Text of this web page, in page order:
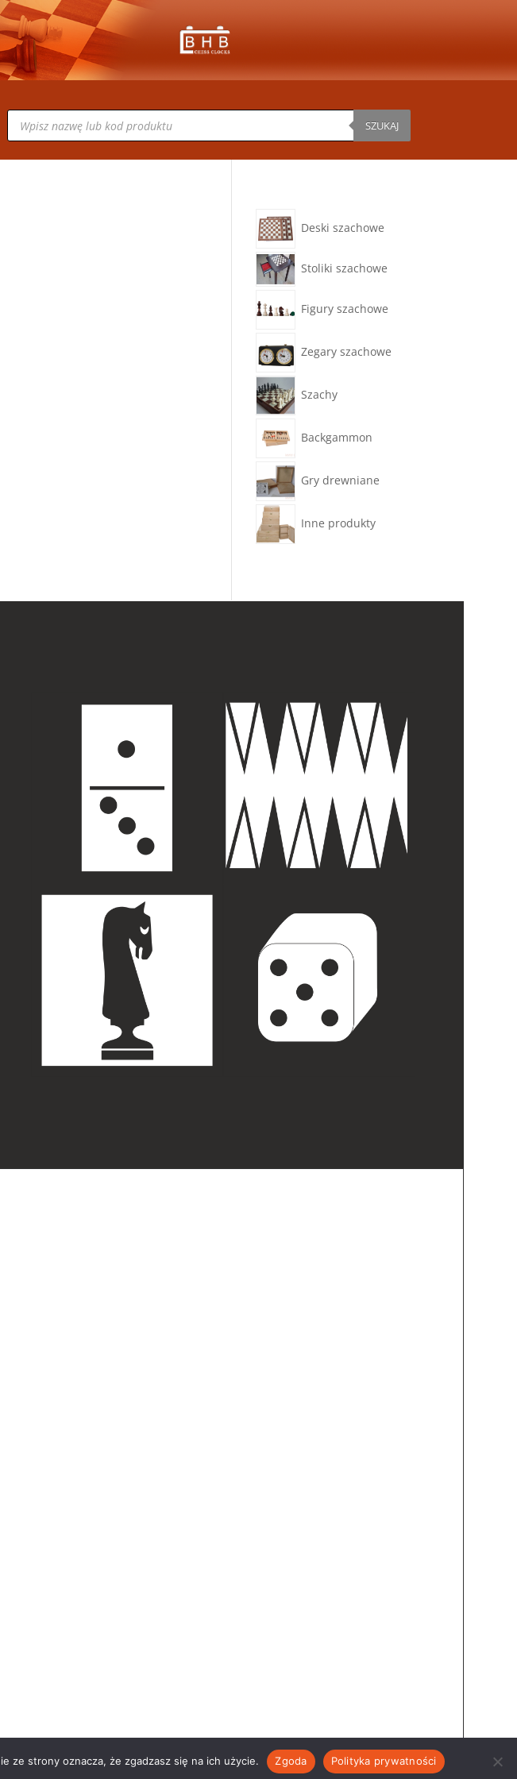
Wyszukiwarka
produktów SZUKAJ
Deski szachowe
Stoliki szachowe
Figury szachowe
Zegary szachowe
Szachy
Backgammon
Gry drewniane
Inne produkty
ze strony oznacza, że zgadzasz się na ich użycie. Zgoda Polityka prywatności